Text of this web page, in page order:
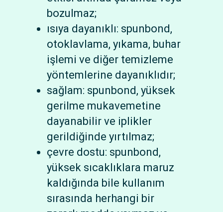
bozulmaz;
ısıya dayanıklı: spunbond,
otoklavlama, yıkama, buhar
işlemi ve diğer temizleme
yöntemlerine dayanıklıdır;
sağlam: spunbond, yüksek
gerilme mukavemetine
dayanabilir ve iplikler
gerildiğinde yırtılmaz;
çevre dostu: spunbond,
yüksek sıcaklıklara maruz
kaldığında bile kullanım
sırasında herhangi bir